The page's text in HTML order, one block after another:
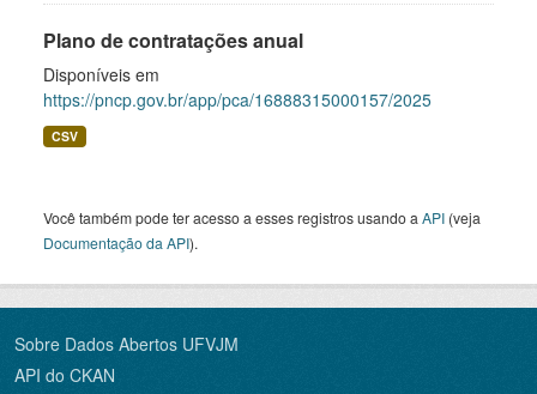
Plano de contratações anual
Disponíveis em
https://pncp.gov.br/app/pca/16888315000157/2025
CSV
Você também pode ter acesso a esses registros usando a API (veja
Documentação da API).
Sobre Dados Abertos UFVJM
API do CKAN